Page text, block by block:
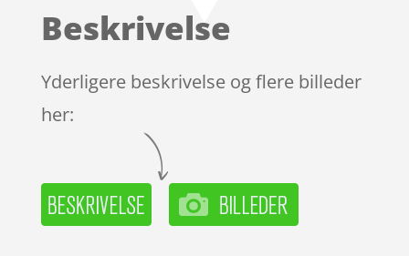
Beskrivelse
Yderligere beskrivelse og flere billeder
her: